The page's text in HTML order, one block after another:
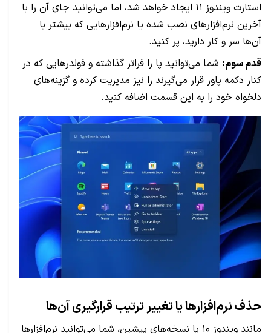
استارت ویندوز ۱۱ ایجاد خواهد شد، اما می‌توانید جای آن را با
آخرین نرم‌افزارهای نصب شده یا نرم‌افزارهایی که بیشتر با
آن‌ها سر و کار دارید، پر کنید.
قدم سوم: شما می‌توانید پا را فراتر گذاشته و فولدرهایی که در
کنار دکمه پاور قرار می‌گیرند را نیز مدیریت کرده و گزینه‌های
دلخواه خود را به این قسمت اضافه کنید.
حذف نرم‌افزارها یا تغییر ترتیب قرارگیری آن‌ها
مانند ویندوز ۱۰ یا نسخه‌های پیشین، شما می‌توانید نرم‌افزارها